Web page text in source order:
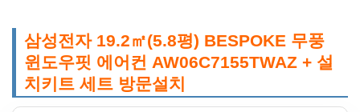
삼성전자 19.2㎡(5.8평) BESPOKE 무풍
윈도우핏 에어컨 AW06C7155TWAZ + 설
치키트 세트 방문설치